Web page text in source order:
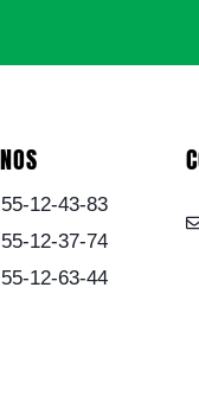
12-43-83
12-37-74
12-63-44